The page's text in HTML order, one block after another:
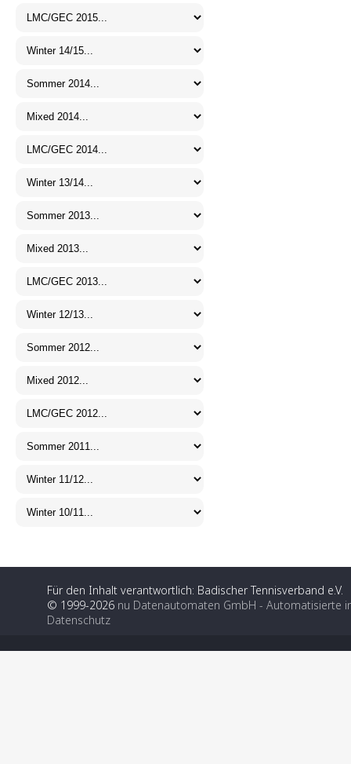
Für den Inhalt verantwortlich: Badischer Tennisverband e.V.
© 1999-2026 nu Datenautomaten GmbH - Automatisierte
Datenschutz